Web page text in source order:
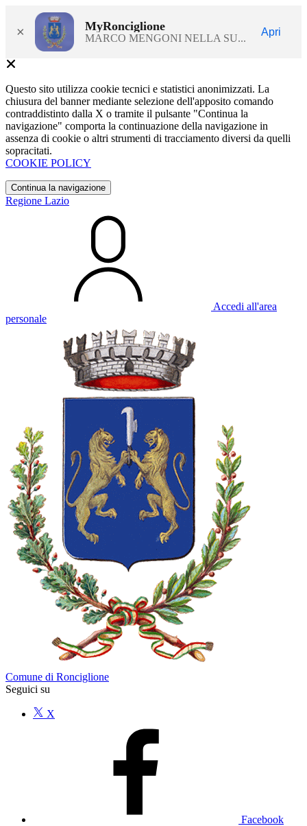
× MyRonciglione
MARCO MENGONI NELLA SU...
Apri
Questo sito utilizza cookie tecnici e statistici anonimizzati. La
chiusura del banner mediante selezione dell'apposito comando
contraddistinto dalla X o tramite il pulsante "Continua la
navigazione" comporta la continuazione della navigazione in
assenza di cookie o altri strumenti di tracciamento diversi da quelli
sopracitati.
COOKIE POLICY
Continua la navigazione
Regione Lazio
Accedi all'area
personale
Comune di Ronciglione
Seguici su
X
Facebook